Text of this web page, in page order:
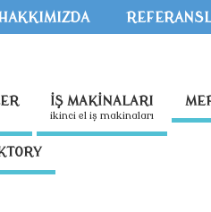
İŞ MAKİNALARI
i̇ki̇nci̇ el i̇ş maki̇nalari